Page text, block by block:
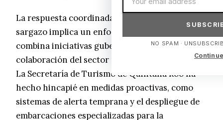
La respuesta coordinada al problema del
sargazo implica un enfoque integral que
combina iniciativas gubernamentales con la
colaboración del sector privado y la comunidad.
La Secretaría de Turismo de Quintana Roo ha
hecho hincapié en medidas proactivas, como
sistemas de alerta temprana y el despliegue de
embarcaciones especializadas para la
NO SPAM ·